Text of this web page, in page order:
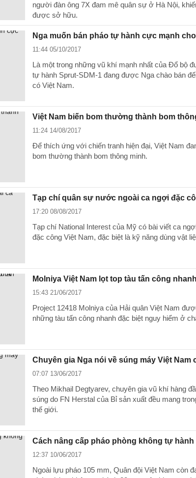
người đàn ông 7X đam mê quân sự ở Hà Nội,
được sở hữu.
Nga muốn bán pháo tự hành cực mạnh
11:44 05/10/2017
Là một trong những vũ khí mạnh nhất của Đổ bộ
tự hành Sprut-SDM-1 đang được Nga chào bán
có Việt Nam.
Việt Nam biến bom thường thành bom
11:24 14/08/2017
Để thích ứng với chiến tranh hiện đại, Việt Nam
bom thường thành bom thông minh.
Tạp chí quân sự nước ngoài ca ngợi đặc
17:20 08/08/2017
Tạp chí National Interest của Mỹ có bài viết ca
đặc công Việt Nam, đặc biệt là kỹ năng dùng vật
Molniya Việt Nam lọt top tàu tấn công
15:43 21/06/2017
Project 12418 Molniya của Hải quân Việt Nam
những tàu tấn công nhanh đặc biệt nguy hiểm ở
Chuyên gia Nga nói về súng máy Việt Nam
07:07 13/06/2017
Theo Mikhail Degtyarev, chuyên gia vũ khí hàng
súng do FN Herstal của Bỉ sản xuất đều mang
thế giới.
Cách nâng cấp pháo phòng không tự hành
12:37 10/06/2017
Ngoài lựu pháo 105 mm, Quân đội Việt Nam còn